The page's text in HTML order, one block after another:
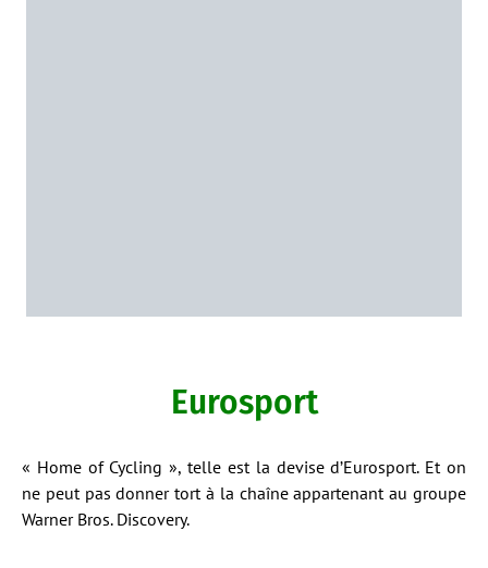
Eurosport
« Home of Cycling », telle est la devise d’Eurosport. Et on
ne peut pas donner tort à la chaîne appartenant au groupe
Warner Bros. Discovery.